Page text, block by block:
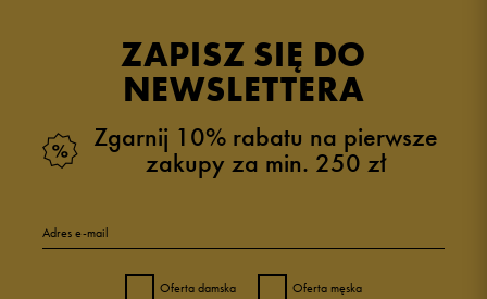
ZAPISZ SIĘ DO
NEWSLETTERA
Zgarnij 10% rabatu na pierwsze
zakupy za min. 250 zł
Adres e-mail
Oferta damska Oferta męska